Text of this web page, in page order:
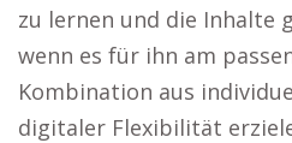
zu lernen und die Inhalte
wenn es für ihn am
Kombination aus
digitaler Flexibilität